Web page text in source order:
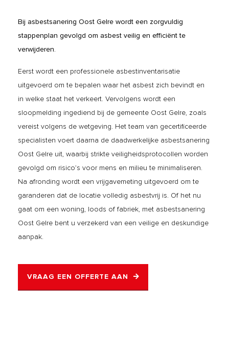
Bij asbestsanering Oost Gelre wordt een zorgvuldig
stappenplan gevolgd om asbest veilig en efficiënt te
verwijderen.
Eerst wordt een professionele asbestinventarisatie
uitgevoerd om te bepalen waar het asbest zich bevindt en
in welke staat het verkeert. Vervolgens wordt een
sloopmelding ingediend bij de gemeente Oost Gelre, zoals
vereist volgens de wetgeving. Het team van gecertificeerde
specialisten voert daarna de daadwerkelijke asbestsanering
Oost Gelre uit, waarbij strikte veiligheidsprotocollen worden
gevolgd om risico’s voor mens en milieu te minimaliseren.
Na afronding wordt een vrijgavemeting uitgevoerd om te
garanderen dat de locatie volledig asbestvrij is. Of het nu
gaat om een woning, loods of fabriek, met asbestsanering
Oost Gelre bent u verzekerd van een veilige en deskundige
aanpak.
VRAAG EEN OFFERTE AAN